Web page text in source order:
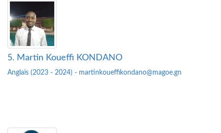
5. Martin Koueffi KONDANO
Anglais (2023 - 2024) - martinkoueffikondano@magoe.gn